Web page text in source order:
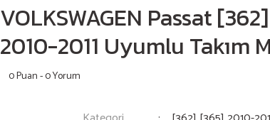
VOLKSWAGEN Passat
2010-2011 Uyumlu Takım
0 Puan - 0 Yorum